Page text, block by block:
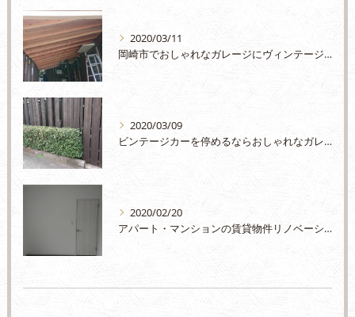
2020/03/11
岡崎市でおしゃれなガレージにヴィンテージカーを停めたいとお考えの方はJEM'Sまで
2020/03/09
ビンテージカーを停めるならおしゃれなガレージに入れたくありませんか？
2020/02/20
アパート・マンションの賃貸物件リノベーションはJEM'Sまで